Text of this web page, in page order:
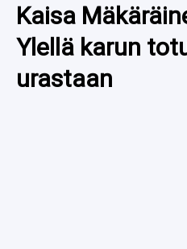
JÄÄKIEKKO
YLEISURHEILU
WILMA HELTELÄ
TALVILAJIT
Kaisa
Ylellä karun
urastaan